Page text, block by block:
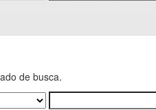
de busca.